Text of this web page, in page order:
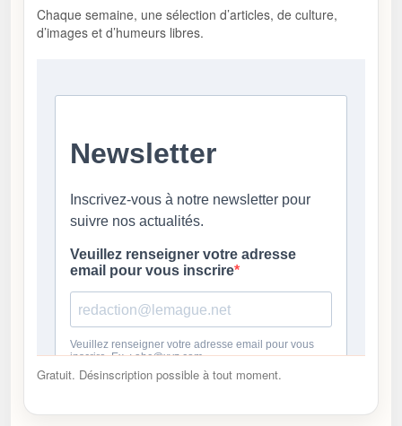
Chaque semaine, une sélection d’articles, de culture,
d’images et d’humeurs libres.
Gratuit. Désinscription possible à tout moment.